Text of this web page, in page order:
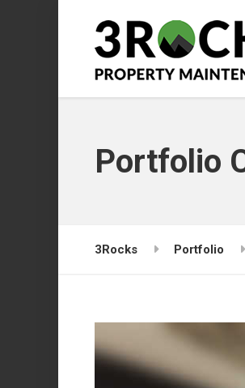
Portfolio
3Rocks Portfolio